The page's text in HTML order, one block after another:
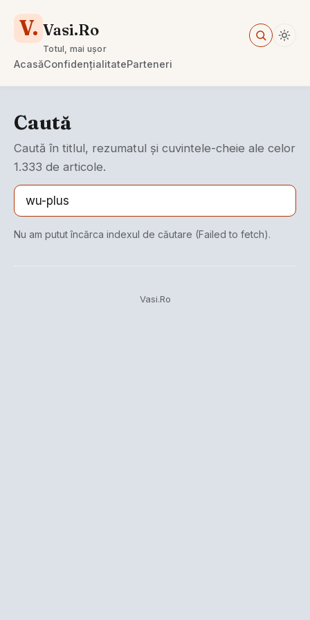
V. Vasi.Ro
Totul, mai ușor
AcasăConfidențialitateParteneri
Caută
Caută în titlul, rezumatul și cuvintele-cheie ale celor
1.333 de articole.
Nu am putut încărca indexul de căutare (Failed to fetch).
Vasi.Ro